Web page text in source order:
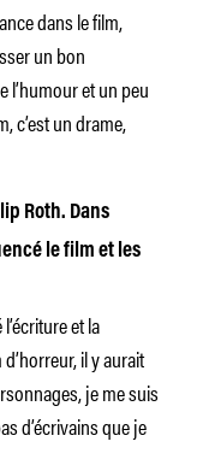
dans le film,
un bon
l’humour et un peu
c’est un drame,
Roth. Dans
le film et les
et la
il y aurait
je me suis
d’écrivains que je